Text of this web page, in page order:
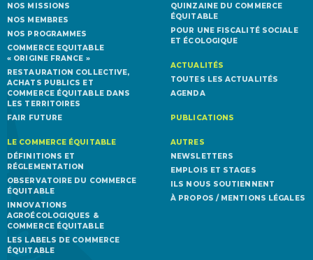
NOS MISSIONS
NOS MEMBRES
NOS PROGRAMMES
COMMERCE EQUITABLE
« ORIGINE FRANCE »
RESTAURATION COLLECTIVE,
ACHATS PUBLICS ET
COMMERCE ÉQUITABLE DANS
LES TERRITOIRES
FAIR FUTURE
LE COMMERCE ÉQUITABLE
DÉFINITIONS ET
RÉGLEMENTATION
OBSERVATOIRE DU COMMERCE
ÉQUITABLE
INNOVATIONS
AGROÉCOLOGIQUES &
COMMERCE ÉQUITABLE
LES LABELS DE COMMERCE
ÉQUITABLE
QUINZAINE DU COMMERCE
ÉQUITABLE
POUR UNE FISCALITÉ SOCIALE
ET ÉCOLOGIQUE
ACTUALITÉS
TOUTES LES ACTUALITÉS
AGENDA
PUBLICATIONS
AUTRES
NEWSLETTERS
EMPLOIS ET STAGES
ILS NOUS SOUTIENNENT
À PROPOS / MENTIONS LÉGALES